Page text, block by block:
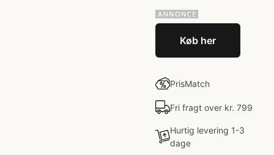
Køb her
PrisMatch
Fri fragt over kr. 799
Hurtig levering 1-3
dage